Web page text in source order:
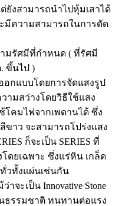
ยังสามารถนำไปหุ้มเสาได้
ะมีความสามารถในการดัด
มรัศมีที่กำหนด ( ที่รัศมี
ขึ้นไป )
อกแบบโดยการจัดแสงรูป
ามสว่างโดยวิธีใช้แสง
โคมไฟจากเพดานได้ ซึ่ง
าว จะสามารถโปร่งแสง
ก็จะเป็น SERIES ที่
ดยเฉพาะ ซึ่งแร่หิน เกล็ด
วทั้งแผ่นเช่นกัน
จะเป็น Innovative Stone
ธรรมชาติ ทนทานต่อแรง